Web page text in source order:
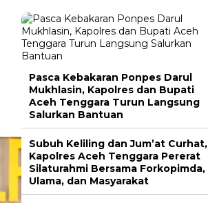
Pasca Kebakaran Ponpes Darul
Mukhlasin, Kapolres dan Bupati
Aceh Tenggara Turun Langsung
Salurkan Bantuan
Subuh Keliling dan Jum’at Curhat,
Kapolres Aceh Tenggara Pererat
Silaturahmi Bersama Forkopimda,
Ulama, dan Masyarakat